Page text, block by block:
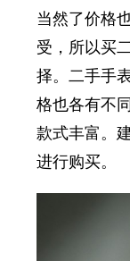
当然了价格
受，所以买
择。 二手手
格也各有不
款式丰富。
进行购买。